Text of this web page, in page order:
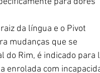
da língua e o Pivot
mudanças que se
do Rim, é indicado para
enrolada com